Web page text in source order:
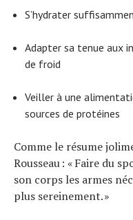
S’hydrater
Adapter sa tenue aux
de froid
Veiller à une
sources de protéines
Comme le résume
Rousseau : « Faire du
son corps les armes
plus sereinement. »